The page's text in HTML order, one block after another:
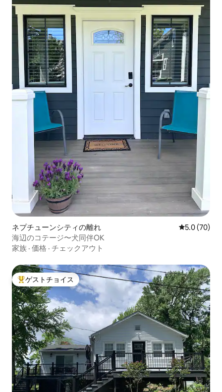
ネプチューンシティの離れ レビュー70
5.0 (70)
海辺のコテージ〜犬同伴OK
家族 · 価格 · チェックアウト
大好評のゲストチョイスです。
ゲストチョイス